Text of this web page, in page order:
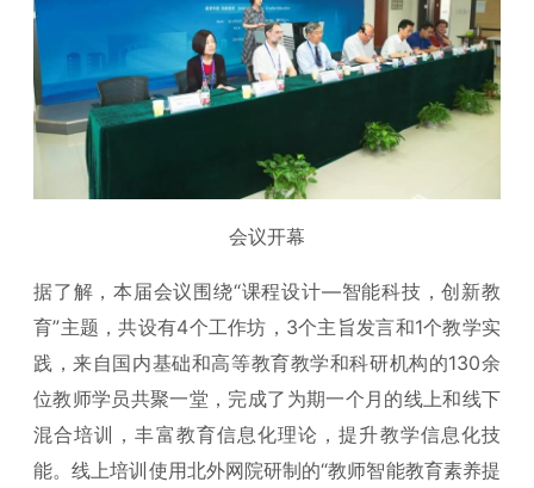
会议开幕
据了解，本届会议围绕“课程设计—智能科技，创新教
育”主题，共设有4个工作坊，3个主旨发言和1个教学实
践，来自国内基础和高等教育教学和科研机构的130余
位教师学员共聚一堂，完成了为期一个月的线上和线下
混合培训，丰富教育信息化理论，提升教学信息化技
能。线上培训使用北外网院研制的“教师智能教育素养提